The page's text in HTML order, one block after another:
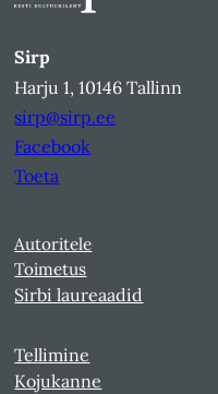
Sirp
Harju 1, 10146 Tallinn
sirp@sirp.ee
Facebook
Toeta
Autoritele
Toimetus
Sirbi laureaadid
Tellimine
Kojukanne